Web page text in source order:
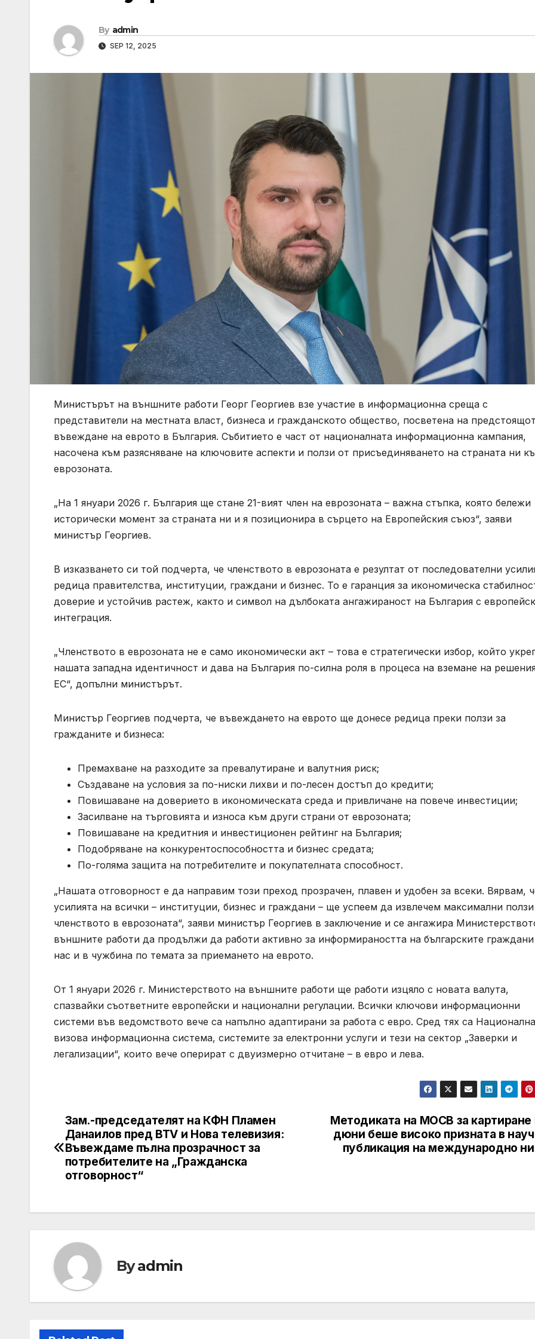
By admin
SEP 12, 2025
Министърът на външните работи Георг Георгиев взе участие в информационна среща с
представители на местната власт, бизнеса и гражданското общество, посветена на
въвеждане на еврото в България. Събитието е част от националната информационна кампания,
насочена към разясняване на ключовите аспекти и ползи от присъединяването на страната ни
еврозоната.
„На 1 януари 2026 г. България ще стане 21-вият член на еврозоната – важна стъпка, която бележи
исторически момент за страната ни и я позиционира в сърцето на Европейския съюз“, заяви
министър Георгиев.
В изказването си той подчерта, че членството в еврозоната е резултат от последователни
редица правителства, институции, граждани и бизнес. То е гаранция за икономическа
доверие и устойчив растеж, както и символ на дълбоката ангажираност на България с
интеграция.
„Членството в еврозоната не е само икономически акт – това е стратегически избор, който
нашата западна идентичност и дава на България по-силна роля в процеса на вземане на
ЕС“, допълни министърът.
Министър Георгиев подчерта, че въвеждането на еврото ще донесе редица преки ползи за
гражданите и бизнеса:
Премахване на разходите за превалутиране и валутния риск;
Създаване на условия за по-ниски лихви и по-лесен достъп до кредити;
Повишаване на доверието в икономическата среда и привличане на повече инвестиции;
Засилване на търговията и износа към други страни от еврозоната;
Повишаване на кредитния и инвестиционен рейтинг на България;
Подобряване на конкурентоспособността и бизнес средата;
По-голяма защита на потребителите и покупателната способност.
„Нашата отговорност е да направим този преход прозрачен, плавен и удобен за всеки. Вярвам,
усилията на всички – институции, бизнес и граждани – ще успеем да извлечем максимални
членството в еврозоната“, заяви министър Георгиев в заключение и се ангажира
външните работи да продължи да работи активно за информираността на българските
нас и в чужбина по темата за приемането на еврото.
От 1 януари 2026 г. Министерството на външните работи ще работи изцяло с новата валута,
спазвайки съответните европейски и национални регулации. Всички ключови информационни
системи във ведомството вече са напълно адаптирани за работа с евро. Сред тях са
визова информационна система, системите за електронни услуги и тези на сектор „Заверки и
легализации“, които вече оперират с двуизмерно отчитане – в евро и лева.
Post
navigation
Методиката на МОСВ за картиране
дюни беше високо призната в
публикация на международно
Зам.-председателят на КФН Пламен
Данаилов пред BTV и Нова тeлевизия:
Въвеждаме пълна прозрачност за
потребителите на „Гражданска
отговорност“
Byadmin